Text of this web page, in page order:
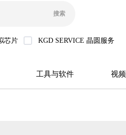
芯片 KGD SERVICE 晶圆服务
工具与软件 视频